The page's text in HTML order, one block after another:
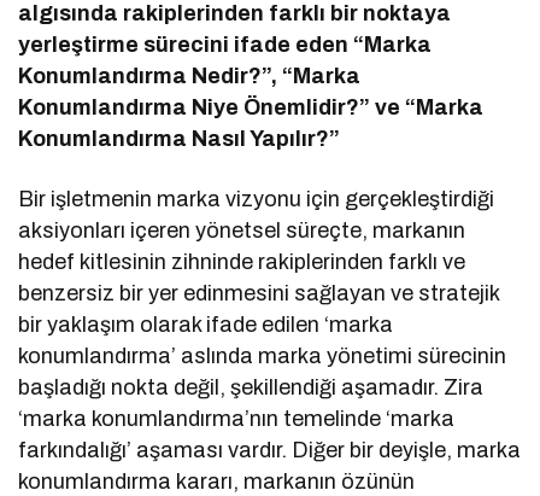
algısında rakiplerinden farklı bir noktaya
yerleştirme sürecini ifade eden “Marka
Konumlandırma Nedir?”, “Marka
Konumlandırma Niye Önemlidir?” ve “Marka
Konumlandırma Nasıl Yapılır?”
Bir işletmenin marka vizyonu için gerçekleştirdiği
aksiyonları içeren yönetsel süreçte, markanın
hedef kitlesinin zihninde rakiplerinden farklı ve
benzersiz bir yer edinmesini sağlayan ve stratejik
bir yaklaşım olarak ifade edilen ‘marka
konumlandırma’ aslında marka yönetimi sürecinin
başladığı nokta değil, şekillendiği aşamadır. Zira
‘marka konumlandırma’nın temelinde ‘marka
farkındalığı’ aşaması vardır. Diğer bir deyişle, marka
konumlandırma kararı, markanın özünün